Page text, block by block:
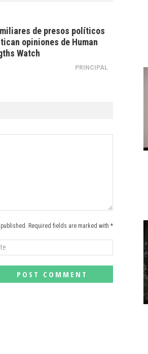
de presos políticos
opiniones de Human
Watch
PRINCIPAL
Required fields are marked with *